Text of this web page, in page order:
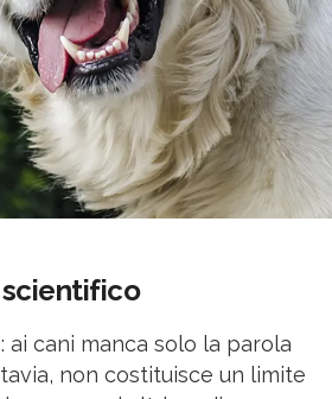
cani manca solo la parola
non costituisce un limite